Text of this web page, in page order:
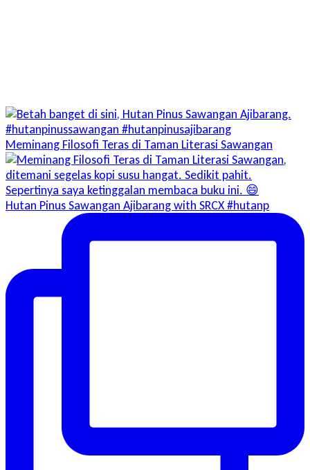
Meminang Filosofi Teras di Taman Literasi Sawangan
Hutan Pinus Sawangan Ajibarang with SRCX #hutanp